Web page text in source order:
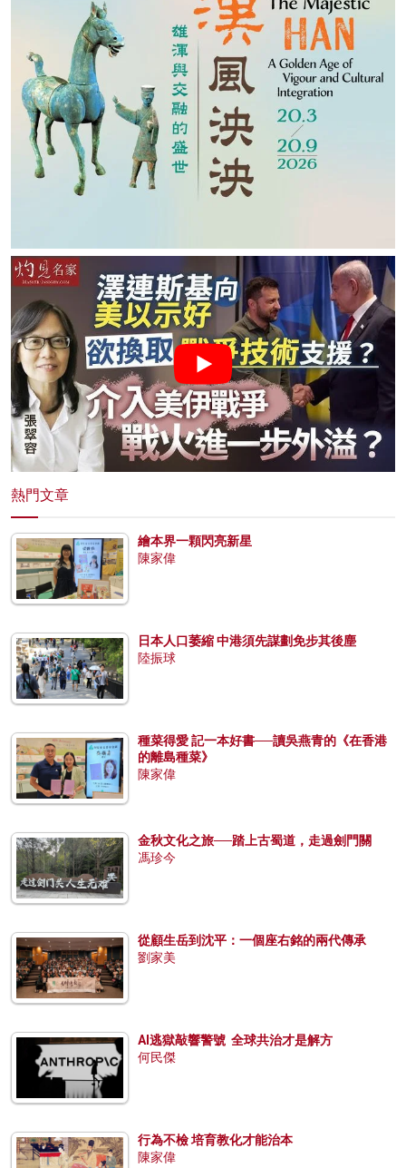
熱門文章
繪本界一顆閃亮新星
陳家偉
日本人口萎縮 中港須先謀劃免步其後塵
陸振球
種菜得愛 記一本好書──讀吳燕青的《在香港
的離島種菜》
陳家偉
金秋文化之旅──踏上古蜀道，走過劍門關
馮珍今
從顧生岳到沈平：一個座右銘的兩代傳承
劉家美
AI逃獄敲響警號 全球共治才是解方
何民傑
行為不檢 培育教化才能治本
陳家偉